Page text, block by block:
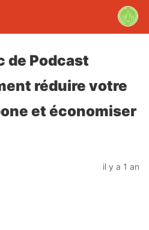
de Podcast
réduire votre
et économiser
il y a 1 an